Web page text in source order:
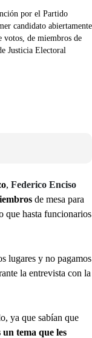
por el Partido
candidato abiertamente
votos, de miembros de
Justicia Electoral
, Federico Enciso
de mesa para
que hasta funcionarios
lugares y no pagamos
la entrevista con la
ya que sabían que
un tema que les